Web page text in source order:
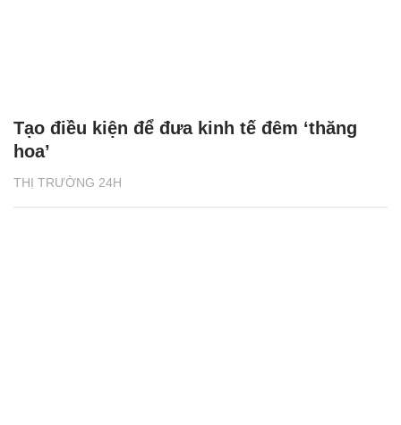
THỊ TRƯỜNG 24H
Tạo điều kiện để đưa kinh tế đêm ‘thăng
hoa’